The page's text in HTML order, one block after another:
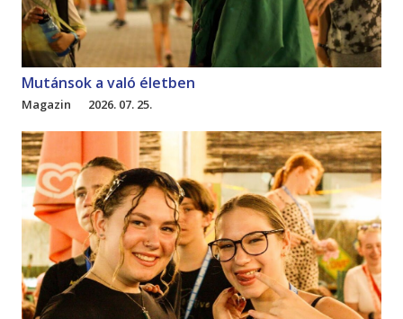
Mutánsok a való életben
Magazin 2026. 07. 25.